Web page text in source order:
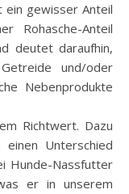
ein gewisser Anteil
Rohasche-Anteil
deutet daraufhin,
und/oder
Nebenprodukte
Richtwert. Dazu
Unterschied
Hunde-Nassfutter
er in unserem